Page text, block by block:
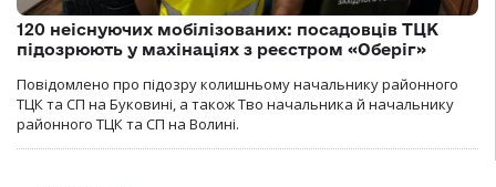
120 неіснуючих мобілізованих: посадовців ТЦК
підозрюють у махінаціях з реєстром «Оберіг»
Повідомлено про підозру колишньому начальнику районного
ТЦК та СП на Буковині, а також Тво начальника й начальнику
районного ТЦК та СП на Волині.